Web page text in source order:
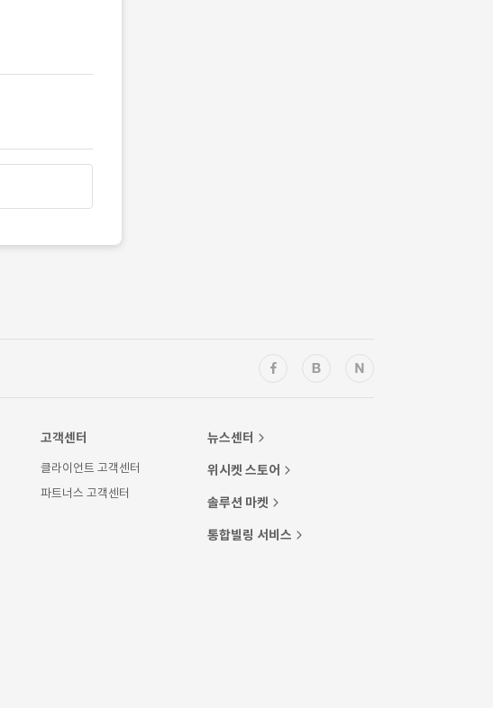
고객센터
클라이언트 고객센터
파트너스 고객센터
뉴스센터
위시켓 스토어
솔루션 마켓
통합빌링 서비스